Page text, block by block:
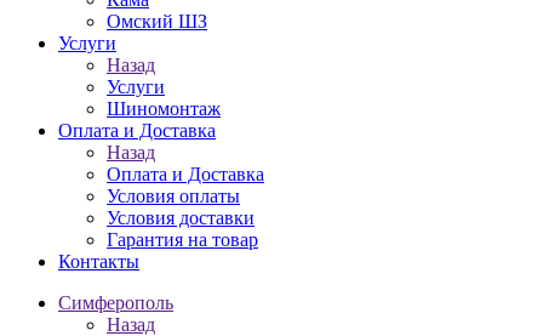
Омский ШЗ
Услуги
Назад
Услуги
Шиномонтаж
Оплата и Доставка
Назад
Оплата и Доставка
Условия оплаты
Условия доставки
Гарантия на товар
Контакты
Симферополь
Назад